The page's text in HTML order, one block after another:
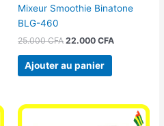
Mixeur Smoothie Binatone
BLG-460
25.000CFA 22.000 CFA
Ajouter au panier